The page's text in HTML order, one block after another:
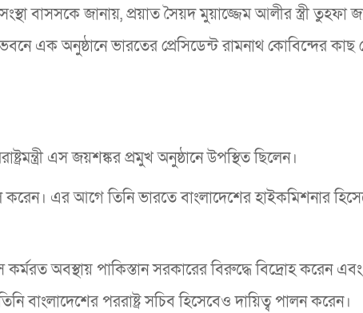
বাসসকে জানায়, প্রয়াত সৈয়দ মুয়াজ্জেম আলীর স্ত্রী তুহফা
এক অনুষ্ঠানে ভারতের প্রেসিডেন্ট রামনাথ কোবিন্দের কাছ
এস জয়শঙ্কর প্রমুখ অনুষ্ঠানে উপস্থিত ছিলেন।
এর আগে তিনি ভারতে বাংলাদেশের হাইকমিশনার
কর্মরত অবস্থায় পাকিস্তান সরকারের বিরুদ্ধে বিদ্রোহ করেন এবং
বাংলাদেশের পররাষ্ট্র সচিব হিসেবেও দায়িত্ব পালন করেন।